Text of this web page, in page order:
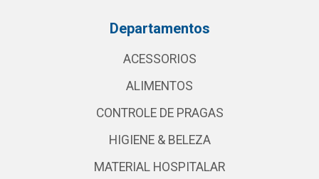
Departamentos
ACESSORIOS
ALIMENTOS
CONTROLE DE PRAGAS
HIGIENE & BELEZA
MATERIAL HOSPITALAR